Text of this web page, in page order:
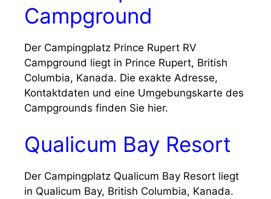
Campground
Der Campingplatz Prince Rupert RV
Campground liegt in Prince Rupert, British
Columbia, Kanada. Die exakte Adresse,
Kontaktdaten und eine Umgebungskarte des
Campgrounds finden Sie hier.
Qualicum Bay Resort
Der Campingplatz Qualicum Bay Resort liegt
in Qualicum Bay, British Columbia, Kanada.